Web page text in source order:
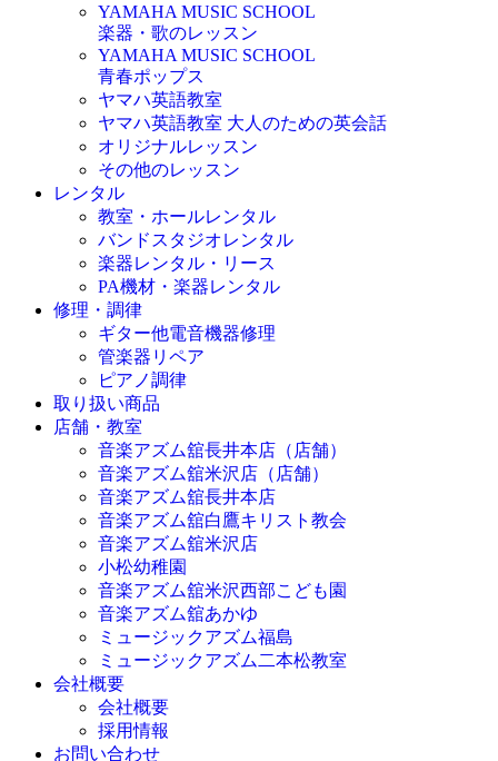
YAMAHA MUSIC SCHOOL
楽器・歌のレッスン
YAMAHA MUSIC SCHOOL
青春ポップス
ヤマハ英語教室
ヤマハ英語教室 大人のための英会話
オリジナルレッスン
その他のレッスン
レンタル
教室・ホールレンタル
バンドスタジオレンタル
楽器レンタル・リース
PA機材・楽器レンタル
修理・調律
ギター他電音機器修理
管楽器リペア
ピアノ調律
取り扱い商品
店舗・教室
音楽アズム舘長井本店（店舗）
音楽アズム舘米沢店（店舗）
音楽アズム舘長井本店
音楽アズム舘白鷹キリスト教会
音楽アズム舘米沢店
小松幼稚園
音楽アズム舘米沢西部こども園
音楽アズム舘あかゆ
ミュージックアズム福島
ミュージックアズム二本松教室
会社概要
会社概要
採用情報
お問い合わせ